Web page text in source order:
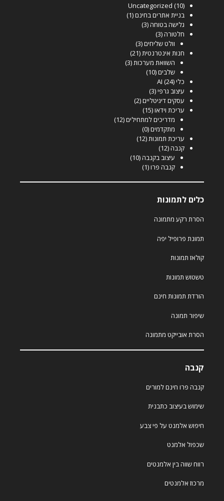
Uncategorized (10)
בניית אתרים בחינם(1)
גלישה בטוחה(3)
חלטורה(3)
וולט שליחים(3)
חנות אינטרנטית (21)
השוואת מערכות (3)
שלבים(10)
כלי AI(24)
עיצוב גרפי(3)
עסקים דיגיטליים(2)
עריכת וידאו(15)
מדריכים למתחילים(12)
מתקדמים(0)
עריכת תמונות (12)
קנבה(12)
עיצוב בקנבה(10)
קנבה פרו(1)
כלים לתמונות
הסרת רקע מתמונה
תמונת פרופיל יפה
קולאז תמונות
טשטוש תמונות
הורדת תמונות חינם
שיפור תמונה
הסרת אובייקט מתמונה
קנבה
קנבה פרו חינם למורים
שימוש בעיצוב כתבנית
חיפוש אלמנט על פי צבע
שכפול אלמנט
רווח שווה בין אלמנטים
מרכוז אלמנטים